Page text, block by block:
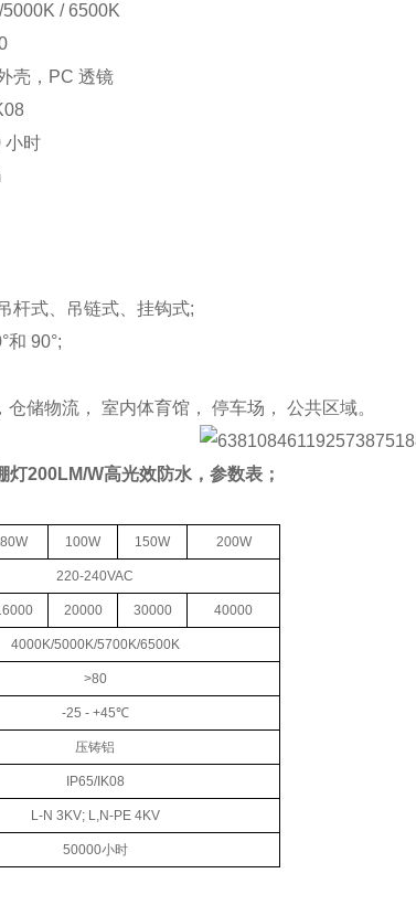
/ 6500K
壳，PC 透镜
小时
式、吊链式、挂钩式;
和 90°;
储物流， 室内体育馆， 停车场， 公共区域。
灯200LM/W高光效防水，参数表；
80W 100W 150W 200W
220-240VAC
20000 30000 40000
4000K/5000K/5700K/6500K
>80
-25 - +45℃
压铸铝
IP65/IK08
L-N 3KV; L,N-PE 4KV
50000小时